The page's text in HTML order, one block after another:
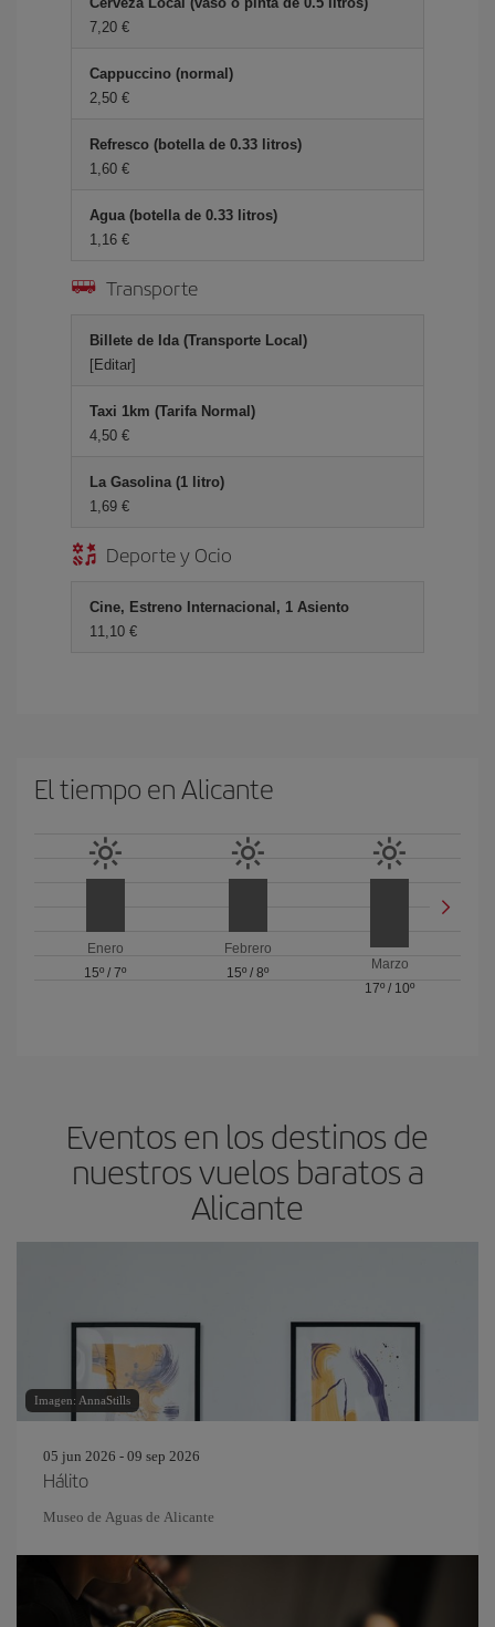
7,20 €
Cappuccino (normal)
2,50 €
Refresco (botella de 0.33 litros)
1,60 €
Agua (botella de 0.33 litros)
1,16 €
Transporte
Billete de Ida (Transporte Local)
[Editar]
Taxi 1km (Tarifa Normal)
4,50 €
La Gasolina (1 litro)
1,69 €
Deporte y Ocio
Cine, Estreno Internacional, 1 Asiento
11,10 €
El tiempo en Alicante
Enero
15º /7º
Febrero
15º / 8º
Marzo
17º / 10º
Eventos en los destinos de
nuestros vuelos baratos a
Alicante
Imagen: AnnaStills
05 jun 2026 - 09 sep 2026
Hálito
Museo de Aguas de Alicante